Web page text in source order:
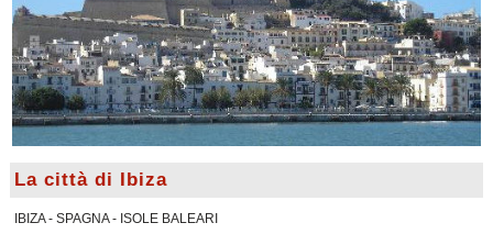
La città di Ibiza
IBIZA - SPAGNA - ISOLE BALEARI